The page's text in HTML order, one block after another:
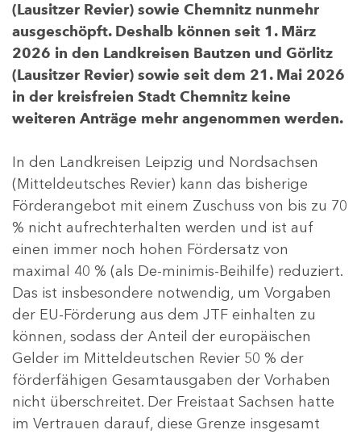
(Lausitzer Revier) sowie Chemnitz nunmehr
ausgeschöpft. Deshalb können seit 1. März
2026 in den Landkreisen Bautzen und Görlitz
(Lausitzer Revier) sowie seit dem 21. Mai 2026
in der kreisfreien Stadt Chemnitz keine
weiteren Anträge mehr angenommen werden.
In den Landkreisen Leipzig und Nordsachsen
(Mitteldeutsches Revier) kann das bisherige
Förderangebot mit einem Zuschuss von bis zu 70
% nicht aufrechterhalten werden und ist auf
einen immer noch hohen Fördersatz von
maximal 40 % (als De-minimis-Beihilfe) reduziert.
Das ist insbesondere notwendig, um Vorgaben
der EU-Förderung aus dem JTF einhalten zu
können, sodass der Anteil der europäischen
Gelder im Mitteldeutschen Revier 50 % der
förderfähigen Gesamtausgaben der Vorhaben
nicht überschreitet. Der Freistaat Sachsen hatte
im Vertrauen darauf, diese Grenze insgesamt